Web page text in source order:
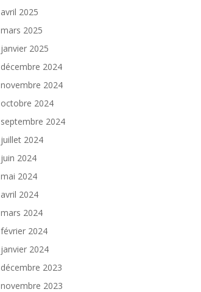
avril 2025
mars 2025
janvier 2025
décembre 2024
novembre 2024
octobre 2024
septembre 2024
juillet 2024
juin 2024
mai 2024
avril 2024
mars 2024
février 2024
janvier 2024
décembre 2023
novembre 2023